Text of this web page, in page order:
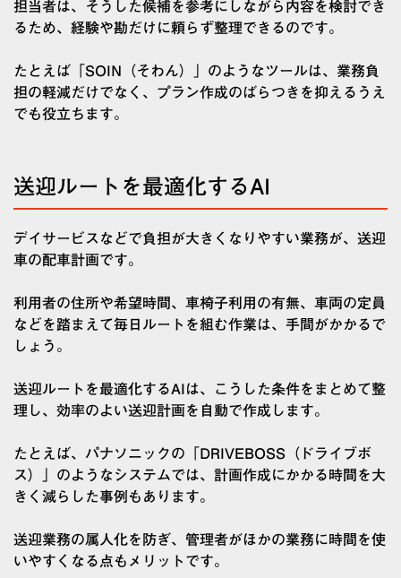
担当者は、そうした候補を参考にしながら内容を検討でき
るため、経験や勘だけに頼らず整理できるのです。
たとえば「SOIN（そわん）」のようなツールは、業務負
担の軽減だけでなく、プラン作成のばらつきを抑えるうえ
でも役立ちます。
送迎ルートを最適化するAI
デイサービスなどで負担が大きくなりやすい業務が、送迎
車の配車計画です。
利用者の住所や希望時間、車椅子利用の有無、車両の定員
などを踏まえて毎日ルートを組む作業は、手間がかかるで
しょう。
送迎ルートを最適化するAIは、こうした条件をまとめて整
理し、効率のよい送迎計画を自動で作成します。
たとえば、パナソニックの「DRIVEBOSS（ドライブボ
ス）」のようなシステムでは、計画作成にかかる時間を大
きく減らした事例もあります。
送迎業務の属人化を防ぎ、管理者がほかの業務に時間を使
いやすくなる点もメリットです。